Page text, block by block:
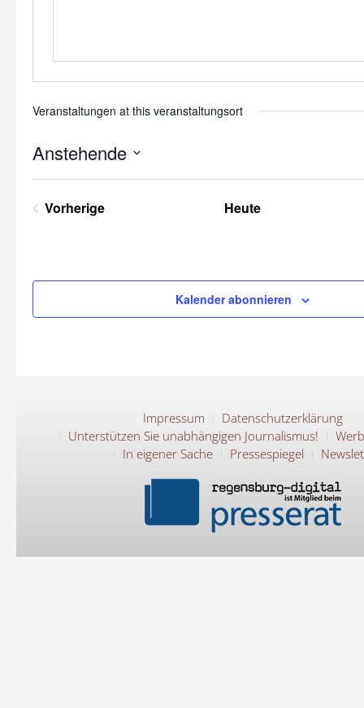
Veranstaltungen at this veranstaltungsort
Anstehende
Datum
Vorherige
Heute
Kalender abonnieren
Impressum
Datenschutzerklärung
Unterstützen Sie unabhängigen Journalismus!
In eigener Sache
Pressespiegel